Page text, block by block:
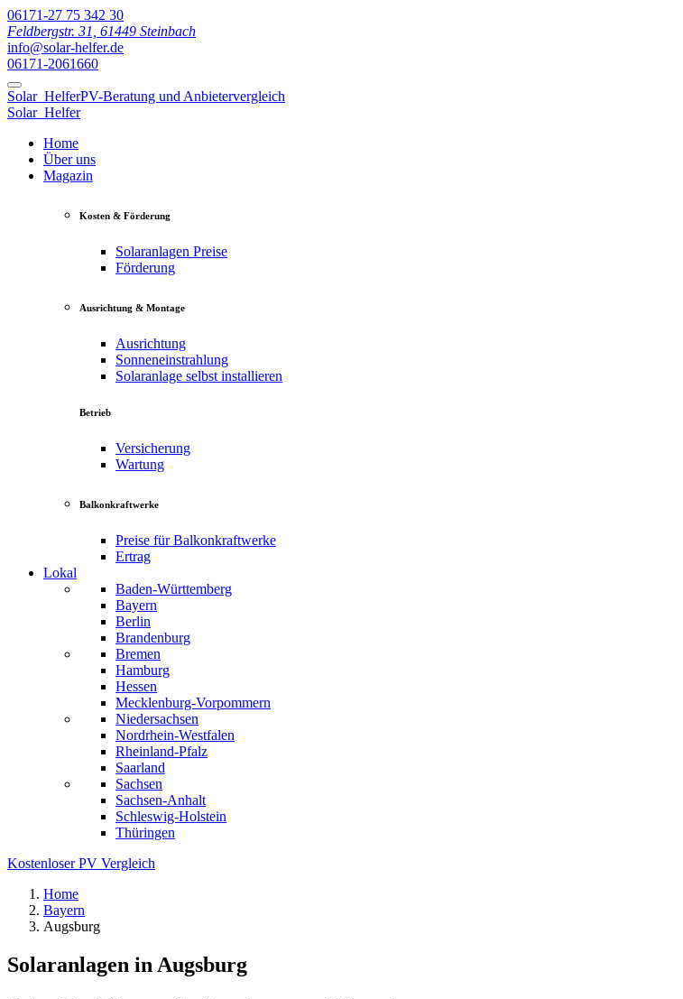
06171-27 75 342 30
Feldbergstr. 31, 61449 Steinbach
info@solar-helfer.de
06171-2061660
Solar HelferPV-Beratung und Anbietervergleich
Solar Helfer
Home
Über uns
Magazin
Kosten & Förderung
Solaranlagen Preise
Förderung
Ausrichtung & Montage
Ausrichtung
Sonneneinstrahlung
Solaranlage selbst installieren
Betrieb
Versicherung
Wartung
Balkonkraftwerke
Preise für Balkonkraftwerke
Ertrag
Lokal
Baden-Württemberg
Bayern
Berlin
Brandenburg
Bremen
Hamburg
Hessen
Mecklenburg-Vorpommern
Niedersachsen
Nordrhein-Westfalen
Rheinland-Pfalz
Saarland
Sachsen
Sachsen-Anhalt
Schleswig-Holstein
Thüringen
Kostenloser PV Vergleich
Home
Bayern
Augsburg
Solaranlagen in Augsburg